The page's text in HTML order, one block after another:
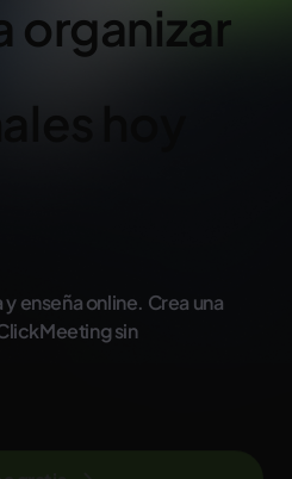
organizar
hoy
enseña online. Crea una
sin